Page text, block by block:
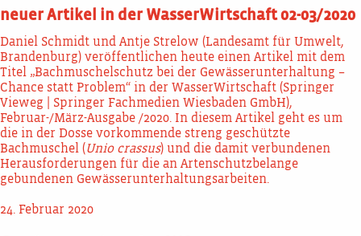
neuer Artikel in der WasserWirtschaft 02-03/2020
Daniel Schmidt und Antje Strelow (Landesamt für Umwelt,
Brandenburg) veröffentlichen heute einen Artikel mit dem
Titel „Bachmuschelschutz bei der Gewässerunterhaltung –
Chance statt Problem“ in der WasserWirtschaft (Springer
Vieweg | Springer Fachmedien Wiesbaden GmbH),
Februar-/März-Ausgabe /2020. In diesem Artikel geht es um
die in der Dosse vorkommende streng geschützte
Bachmuschel (Unio crassus) und die damit verbundenen
Herausforderungen für die an Artenschutzbelange
gebundenen Gewässerunterhaltungsarbeiten.
24. Februar 2020